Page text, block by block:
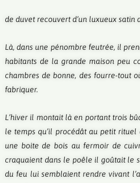
de duvet recouvert d’un luxueux satin
Là, dans une pénombre feutrée, il
habitants de la grande maison peu
chambres de bonne, des fourre-tout
fabriquer.
L’hiver il montait là en portant trois
le temps qu’il procédât au petit rituel
une boite de bois au fermoir de
craquaient dans le poêle il goûtait le
du feu lui semblaient rendre vivant